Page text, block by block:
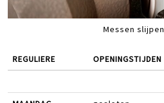
Messen slijpen
REGULIERE OPENINGSTIJDEN